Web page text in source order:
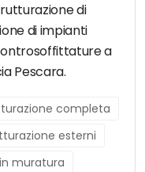
di
di impianti
a
Pescara.
completa
esterni
muratura